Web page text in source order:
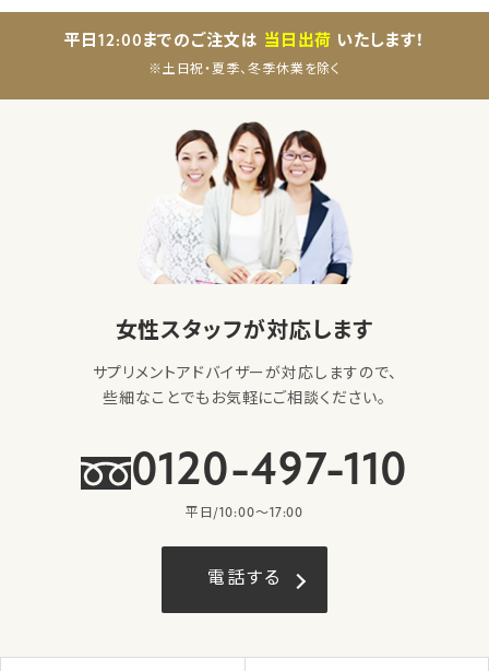
平日12:00までのご注文は 当日出荷 いたします！
※土日祝・夏季、冬季休業を除く
女性スタッフが対応します
サプリメントアドバイザーが対応しますので、
些細なことでもお気軽にご相談ください。
0120-497-110
平日/10:00〜17:00
電話する